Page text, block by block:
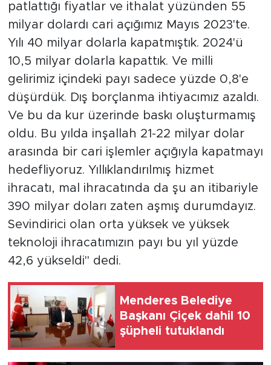
patlattığı fiyatlar ve ithalat yüzünden 55
milyar dolardı cari açığımız Mayıs 2023'te.
Yılı 40 milyar dolarla kapatmıştık. 2024'ü
10,5 milyar dolarla kapattık. Ve milli
gelirimiz içindeki payı sadece yüzde 0,8'e
düşürdük. Dış borçlanma ihtiyacımız azaldı.
Ve bu da kur üzerinde baskı oluşturmamış
oldu. Bu yılda inşallah 21-22 milyar dolar
arasında bir cari işlemler açığıyla kapatmayı
hedefliyoruz. Yıllıklandırılmış hizmet
ihracatı, mal ihracatında da şu an itibariyle
390 milyar doları zaten aşmış durumdayız.
Sevindirici olan orta yüksek ve yüksek
teknoloji ihracatımızın payı bu yıl yüzde
42,6 yükseldi" dedi.
Menderes Belediye
Başkanı Çiçek dahil 10
şüpheli tutuklandı